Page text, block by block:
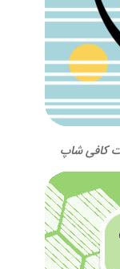
کافی شاپ